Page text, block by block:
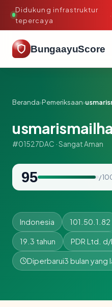
Didukung infrastruktur
tepercaya
·
BungaayuScore
Beranda›Pemeriksaan›
#01527DAC · Sangat Aman
95 /
Indonesia 101.50.1.82
19.3 tahun PDR Ltd.
Diperbarui3 bulan yang